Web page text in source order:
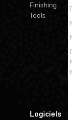
Finishing
Tools
Logiciels